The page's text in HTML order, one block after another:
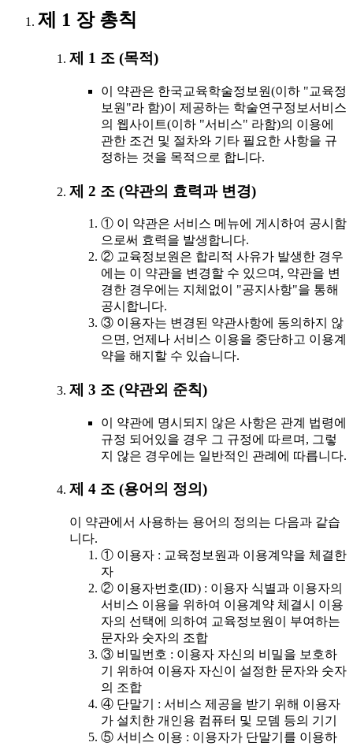
제 1 장 총칙
제 1 조 (목적)
이 약관은 한국교육학술정보원(이하 "교육정
보원"라 함)이 제공하는 학술연구정보서비스
의 웹사이트(이하 "서비스" 라함)의 이용에
관한 조건 및 절차와 기타 필요한 사항을 규
정하는 것을 목적으로 합니다.
제 2 조 (약관의 효력과 변경)
① 이 약관은 서비스 메뉴에 게시하여 공시함
으로써 효력을 발생합니다.
② 교육정보원은 합리적 사유가 발생한 경우
에는 이 약관을 변경할 수 있으며, 약관을 변
경한 경우에는 지체없이 "공지사항"을 통해
공시합니다.
③ 이용자는 변경된 약관사항에 동의하지 않
으면, 언제나 서비스 이용을 중단하고 이용계
약을 해지할 수 있습니다.
제 3 조 (약관외 준칙)
이 약관에 명시되지 않은 사항은 관계 법령에
규정 되어있을 경우 그 규정에 따르며, 그렇
지 않은 경우에는 일반적인 관례에 따릅니다.
제 4 조 (용어의 정의)
이 약관에서 사용하는 용어의 정의는 다음과 같습
니다.
① 이용자 : 교육정보원과 이용계약을 체결한
자
② 이용자번호(ID) : 이용자 식별과 이용자의
서비스 이용을 위하여 이용계약 체결시 이용
자의 선택에 의하여 교육정보원이 부여하는
문자와 숫자의 조합
③ 비밀번호 : 이용자 자신의 비밀을 보호하
기 위하여 이용자 자신이 설정한 문자와 숫자
의 조합
④ 단말기 : 서비스 제공을 받기 위해 이용자
가 설치한 개인용 컴퓨터 및 모뎀 등의 기기
⑤ 서비스 이용 : 이용자가 단말기를 이용하